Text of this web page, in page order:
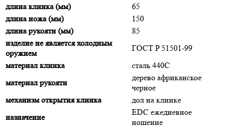
длина клинка (мм)
65
длина ножа (мм)
150
длина рукояти (мм)
85
изделие не является холодным
оружием
ГОСТ P 51501-99
материал клинка
сталь 440C
материал рукояти
дерево африканское
черное
механизм открытия клинка
дол на клинке
назначение
EDC ежедневное
ношение